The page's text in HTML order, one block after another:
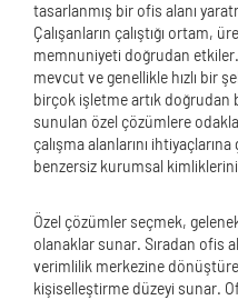
tasarlanmış bir ofis alanı
Çalışanların çalıştığı ortam,
memnuniyeti doğrudan
mevcut ve genellikle hızlı bir
birçok işletme artık doğrudan
sunulan özel çözümlere
çalışma alanlarını
benzersiz kurumsal kimliklerini
Özel çözümler seçmek,
olanaklar sunar. Sıradan ofis
verimlilik merkezine
kişiselleştirme düzeyi sunar.